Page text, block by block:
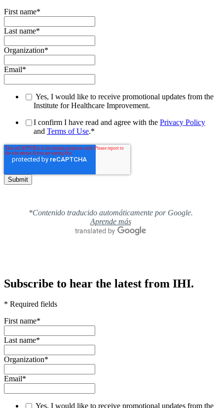
First name*
Last name*
Organization*
Email*
Yes, I would like to receive promotional updates from the
Institute for Healthcare Improvement.
I confirm I have read and agree with the Privacy Policy
and Terms of Use.*
*Contenido traducido automáticamente por Google.
Aprende más
Subscribe to hear the latest from IHI.
* Required fields
First name*
Last name*
Organization*
Email*
Yes, I would like to receive promotional updates from the